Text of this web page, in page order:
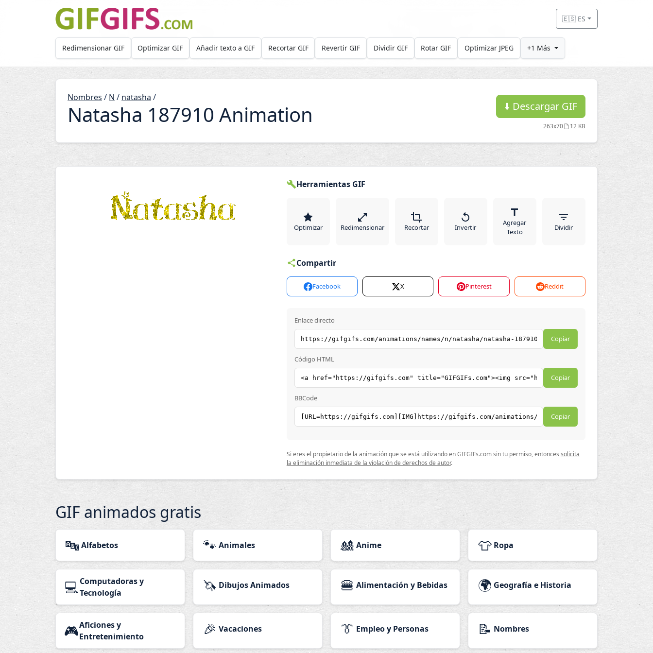
Skip to main content
🇪🇸 ES
Redimensionar GIF Optimizar GIF Añadir texto a GIF Recortar GIF Revertir GIF Dividir GIF Rotar GIF Optimizar JPEG +1 Más
Nombres / N / natasha /
Natasha 187910 Animation ⬇️ Descargar GIF
263x70 12 KB
Herramientas GIF
Optimizar Redimensionar Recortar Invertir
Agregar
Texto
Dividir
Compartir
Facebook X Pinterest Reddit
Enlace directo
Copiar
Código HTML
Copiar
BBCode
Copiar
Si eres el propietario de la animación que se está utilizando en GIFGIFs.com sin tu permiso, entonces solicita
la eliminación inmediata de la violación de derechos de autor.
GIF animados gratis
🔤Alfabetos 🐾 Animales 🎎 Anime 👕 Ropa
💻 Computadoras y
Tecnología
🦄 Dibujos Animados 🍔 Alimentación y Bebidas 🌍 Geografía e Historia
🎮Aficiones y
Entretenimiento
🎉 Vacaciones 👔 Empleo y Personas 📝 Nombres